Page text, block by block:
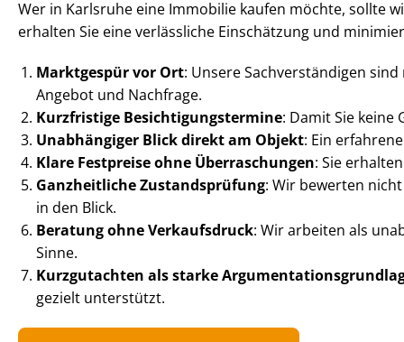
Wer in Karlsruhe eine Immobilie kaufen möchte, sollte
erhalten Sie eine verlässliche Einschätzung und
Marktgespür vor Ort: Unsere Sach­ver­stän­di­gen
Angebot und Nachfrage.
Kurzfristige Be­sich­ti­gungs­ter­mi­ne: Damit Sie keine
Unabhängiger Blick direkt am Objekt: Ein
Klare Festpreise ohne Überraschungen: Sie
Ganzheitliche Zustandsprüfung: Wir bewerten
in den Blick.
Beratung ohne Verkaufsdruck: Wir arbeiten als
Sinne.
Kurzgutachten als starke
gezielt unterstützt.